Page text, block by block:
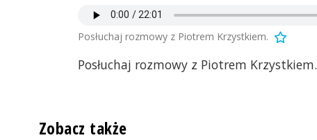
Posłuchaj rozmowy z Piotrem Krzystkiem.
Posłuchaj rozmowy z Piotrem Krzystkiem.
Zobacz także